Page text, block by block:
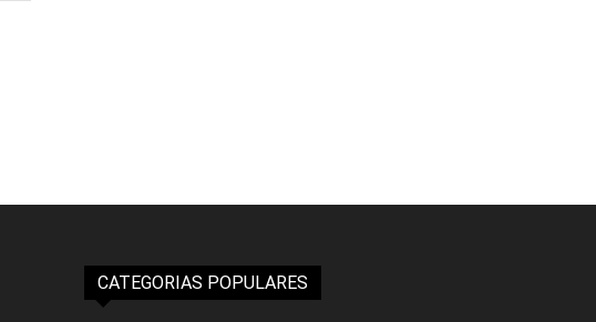
CATEGORIAS POPULARES